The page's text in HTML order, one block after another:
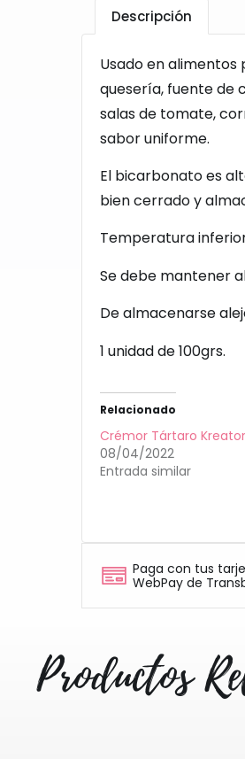
Descripción
Usado en
quesería, fuente de
salas de tomate,
sabor uniforme.
El bicarbonato es
bien cerrado y
Temperatura
Se debe mantener
De almacenarse
1 unidad de 100grs.
Relacionado
Crémor Tártaro
08/04/2022
Entrada similar
Paga con tus
WebPay de
Productos